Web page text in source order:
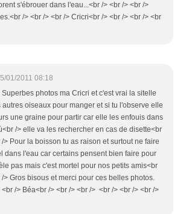
s'ébrouer dans l'eau...<br /> <br /> <br />
/> <br /> <br /> Cricri<br /> <br /> <br /> <br
01/2011 08:18
Superbes photos ma Cricri et c'est vrai la sitelle
autres oiseaux pour manger et si tu l'observe elle
une graine pour partir car elle les enfouis dans
/> elle va les rechercher en cas de disette<br
/> Pour la boisson tu as raison et surtout ne faire
dans l'eau car certains pensent bien faire pour
pas mais c'est mortel pour nos petits amis<br
/> Gros bisous et merci pour ces belles photos.
<br /> Béa<br /> <br /> <br /> <br /> <br /> <br />